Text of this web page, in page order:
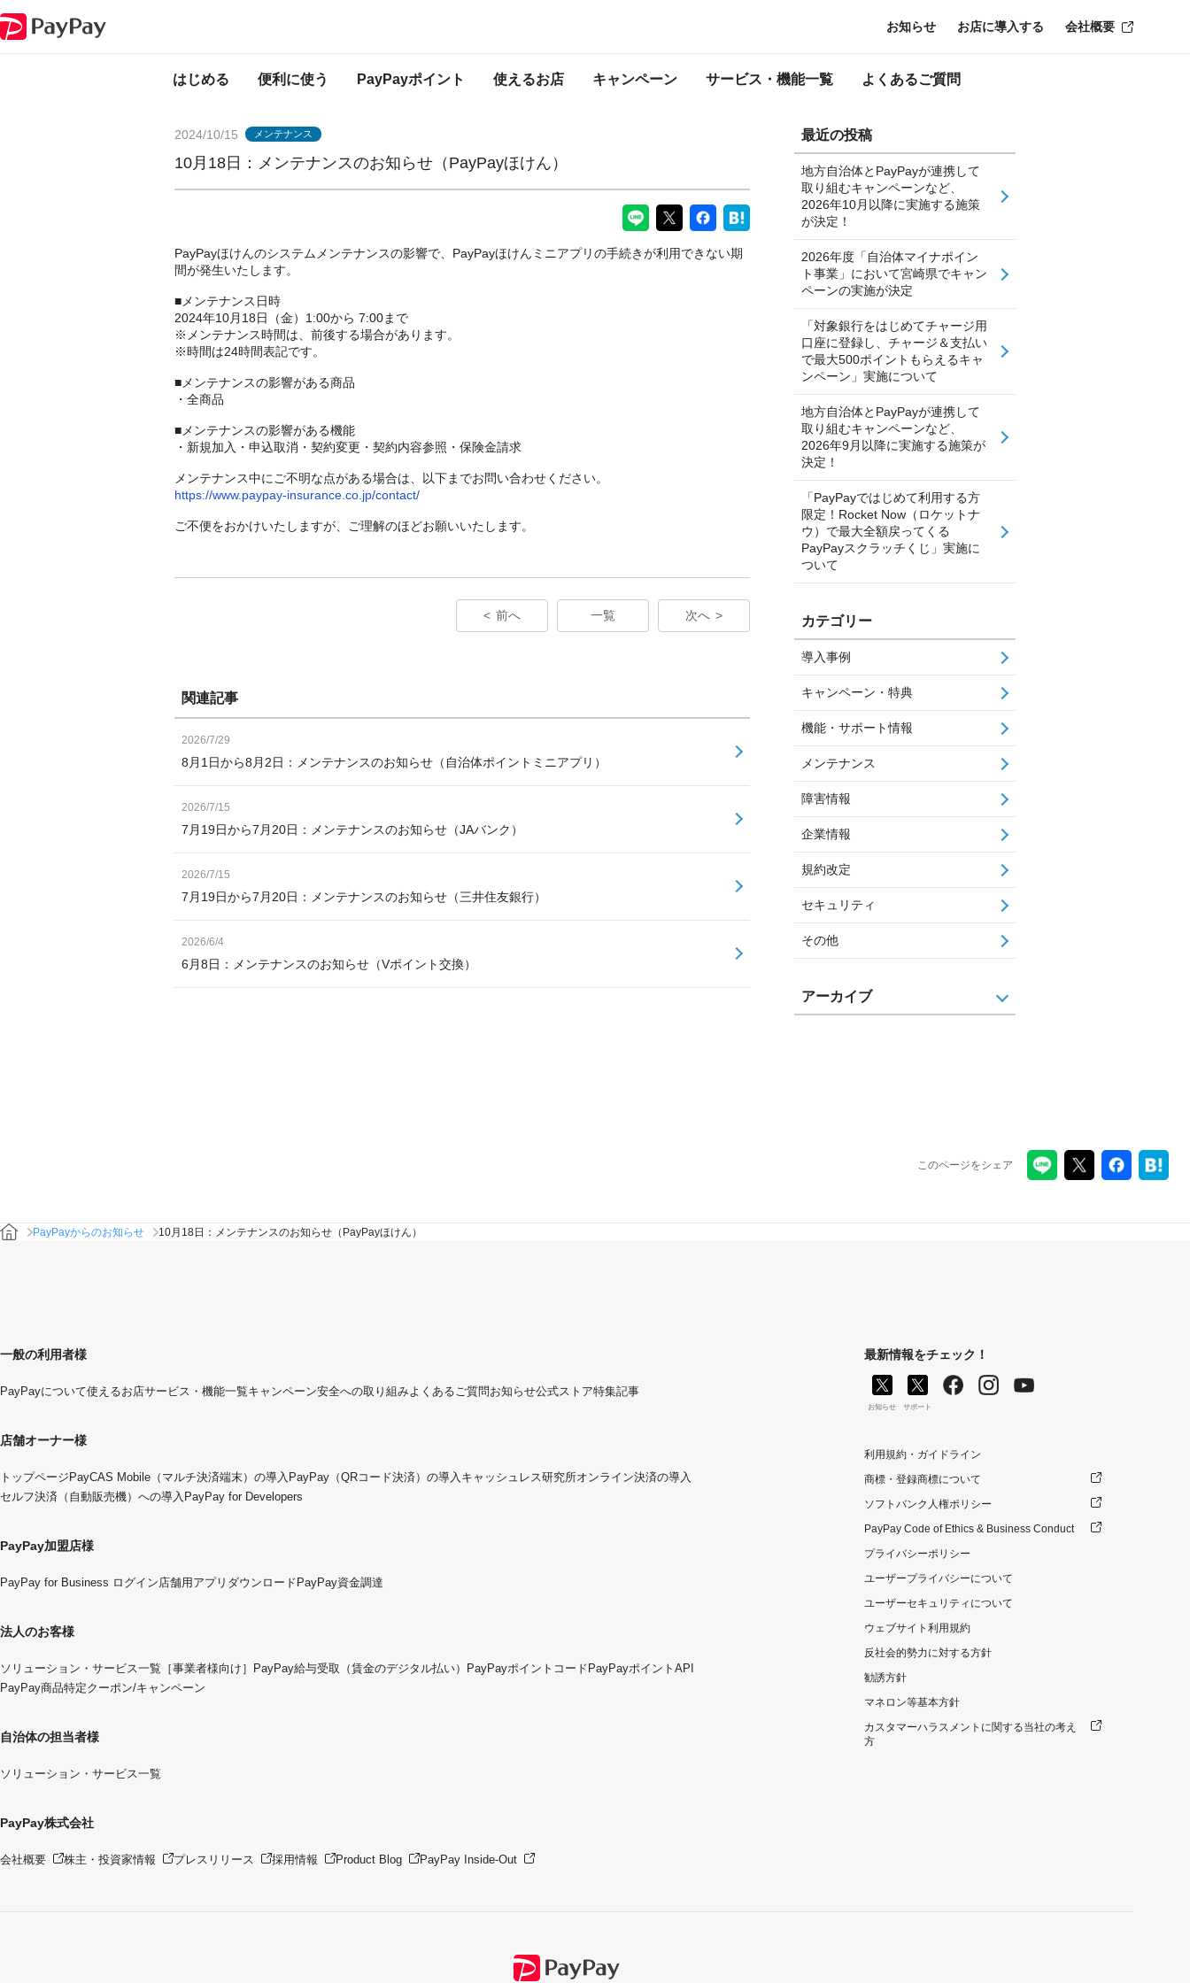
はじめる 便利に使う PayPayポイント 使えるお店 キャンペーン サービス・機能一覧 よくあるご質問
お知らせ お店に導入する 会社概要
PayPayからのお知らせ
2024/10/15 メンテナンス
10月18日：メンテナンスのお知らせ（PayPayほけん）
PayPayほけんのシステムメンテナンスの影響で、PayPayほけんミニアプリの手続きが利用できない期
間が発生いたします。
■メンテナンス日時
2024年10月18日（金）1:00から 7:00まで
※メンテナンス時間は、前後する場合があります。
※時間は24時間表記です。
■メンテナンスの影響がある商品
・全商品
■メンテナンスの影響がある機能
・新規加入・申込取消・契約変更・契約内容参照・保険金請求
メンテナンス中にご不明な点がある場合は、以下までお問い合わせください。
https://www.paypay-insurance.co.jp/contact/
ご不便をおかけいたしますが、ご理解のほどお願いいたします。
前へ 一覧 次へ
関連記事
2026/7/29
8月1日から8月2日：メンテナンスのお知らせ（自治体ポイントミニアプリ）
2026/7/15
7月19日から7月20日：メンテナンスのお知らせ（JAバンク）
2026/7/15
7月19日から7月20日：メンテナンスのお知らせ（三井住友銀行）
2026/6/4
6月8日：メンテナンスのお知らせ（Vポイント交換）
最近の投稿
地方自治体とPayPayが連携して
取り組むキャンペーンなど、
2026年10月以降に実施する施策
が決定！
2026年度「自治体マイナポイン
ト事業」において宮崎県でキャン
ペーンの実施が決定
「対象銀行をはじめてチャージ用
口座に登録し、チャージ＆支払い
で最大500ポイントもらえるキャ
ンペーン」実施について
地方自治体とPayPayが連携して
取り組むキャンペーンなど、
2026年9月以降に実施する施策が
決定！
「PayPayではじめて利用する方
限定！Rocket Now（ロケットナ
ウ）で最大全額戻ってくる
PayPayスクラッチくじ」実施に
ついて
カテゴリー
導入事例
キャンペーン・特典
機能・サポート情報
メンテナンス
障害情報
企業情報
規約改定
セキュリティ
その他
アーカイブ
このページをシェア
PayPayからのお知らせ 10月18日：メンテナンスのお知らせ（PayPayほけん）
一般の利用者様
PayPayについて使えるお店サービス・機能一覧キャンペーン安全への取り組みよくあるご質問お知らせ公式ストア特集記事
店舗オーナー様
トップページ PayCAS Mobile（マルチ決済端末）の導入 PayPay（QRコード決済）の導入 キャッシュレス研究所オンライン決済の導入
セルフ決済（自動販売機）への導入 PayPay for Developers
PayPay加盟店様
PayPay for Business ログイン店舗用アプリダウンロード PayPay資金調達
法人のお客様
ソリューション・サービス一覧 ［事業者様向け］PayPay給与受取（賃金のデジタル払い） PayPayポイントコード PayPayポイントAPI
PayPay商品特定クーポン/キャンペーン
自治体の担当者様
ソリューション・サービス一覧
PayPay株式会社
会社概要 株主・投資家情報 プレスリリース 採用情報 Product Blog PayPay Inside-Out
最新情報をチェック！
お知らせ サポート
利用規約・ガイドライン
商標・登録商標について
ソフトバンク人権ポリシー
PayPay Code of Ethics & Business Conduct
プライバシーポリシー
ユーザープライバシーについて
ユーザーセキュリティについて
ウェブサイト利用規約
反社会的勢力に対する方針
勧誘方針
マネロン等基本方針
カスタマーハラスメントに関する当社の考え
方